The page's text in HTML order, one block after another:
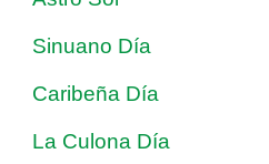
Sinuano Día
Caribeña Día
La Culona Día